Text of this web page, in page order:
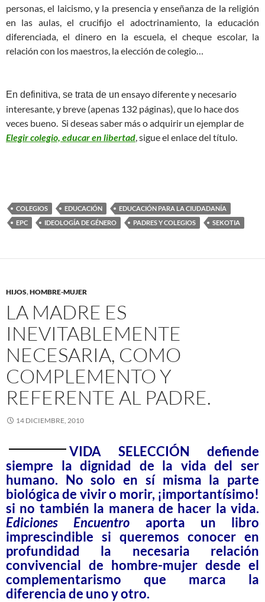
personas, el laicismo, y la presencia y enseñanza de la religión
en las aulas, el crucifijo el adoctrinamiento, la educación
diferenciada, el dinero en la escuela, el cheque escolar, la
relación con los maestros, la elección de colegio…
En definitiva, se trata de un ensayo diferente y necesario
interesante, y breve (apenas 132 páginas), que lo hace dos
veces bueno. Si deseas saber más o adquirir un ejemplar de
Elegir colegio, educar en libertad, sigue el enlace del título.
COLEGIOS EDUCACIÓN
EDUCACIÓN PARA LA CIUDADANÍA
EPC
IDEOLOGÍA DE GÉNERO PADRES Y COLEGIOS SEKOTIA
HIJOS,HOMBRE-MUJER
LA MADRE ES
INEVITABLEMENTE
NECESARIA, COMO
COMPLEMENTO Y
REFERENTE AL PADRE.
14 DICIEMBRE, 2010
VIDA SELECCIÓN defiende
siempre la dignidad de la vida del ser
humano. No solo en sí misma la parte
biológica de vivir o morir, ¡importantísimo!
si no también la manera de hacer la vida.
Ediciones Encuentro aporta un libro
imprescindible si queremos conocer en
profundidad la necesaria relación
convivencial de hombre-mujer desde el
complementarismo que marca la
diferencia de uno y otro.